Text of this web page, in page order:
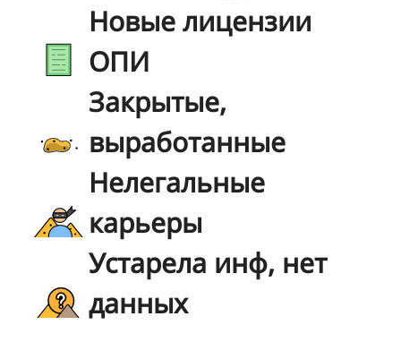
Новые лицензии
ОПИ
Закрытые,
выработанные
Нелегальные
карьеры
Устарела инф, нет
данных